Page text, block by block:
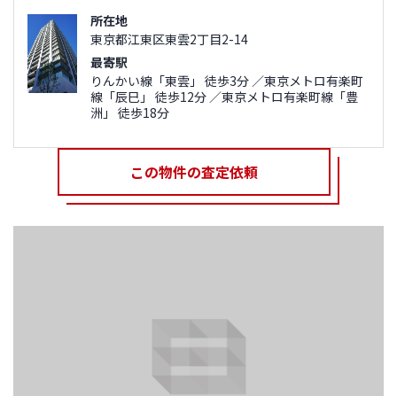
所在地
東京都江東区東雲2丁目2-14
最寄駅
りんかい線「東雲」 徒歩3分 ／東京メトロ有楽町
線「辰巳」 徒歩12分 ／東京メトロ有楽町線「豊
洲」 徒歩18分
この物件の査定依頼